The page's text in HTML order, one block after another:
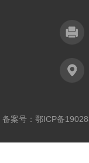
案号： 鄂ICP备